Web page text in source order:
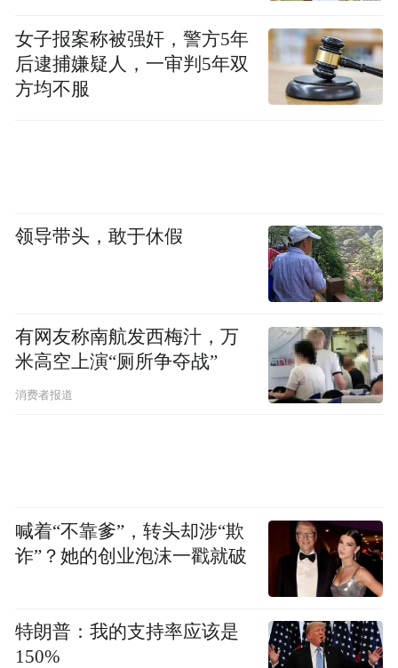
女子报案称被强奸，警方5年
后逮捕嫌疑人，一审判5年双
方均不服
领导带头，敢于休假
有网友称南航发西梅汁，万
米高空上演“厕所争夺战”
消费者报道
喊着“不靠爹”，转头却涉“欺
诈”？她的创业泡沫一戳就破
特朗普：我的支持率应该是
150%